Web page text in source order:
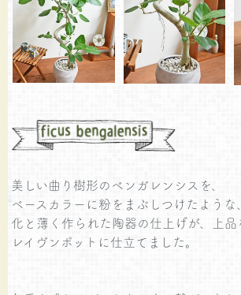
美しい曲り樹形のベンガレンシスを、
ベースカラーに粉をまぶしつけたような
化と薄く作られた陶器の仕上げが、上品
レイヴンポットに仕立てました。